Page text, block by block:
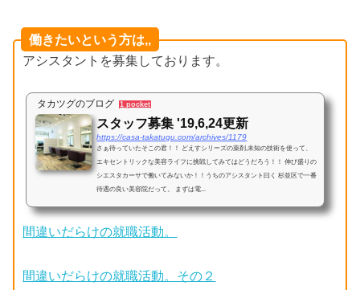
働きたいという方は,,
アシスタントを募集しております。
タカツグのブログ 1 pocket
スタッフ募集 '19,6,24更新
https://casa-takatugu.com/archives/1179
さぁ待っていたそこの君！！ どえすシリーズの薬剤,未知の技術を使って、
エキセントリックな美容ライフに挑戦してみてはどうだろう！！ 伸び盛りの
シエスタカーサで働いてみないか！！うちのアシスタント曰く 杉並区で一番
待遇の良い美容院だって。 まずは電...
間違いだらけの就職活動。
間違いだらけの就職活動。その２